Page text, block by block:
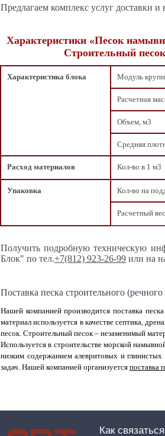
Предлагаем комплекс услуг доставки
Характеристики «Песок
Строительный
Характеристика блока Модуль
Расчетная
Объем, м3
Средняя
Расход материалов Кол-во в 1 м3
Упаковка Кол-во на
Расчетный
Получить подробную техническую
Блок" по тел.+7(812) 923-26-99 или на
Поставка песка строительного
Нашей компанией производится поставка
материал используется в качестве септика,
песок. Строительный песок – незаменимый
Используется в строительстве морской
низким содержанием алевритовых и
задач. Нашей компанией организуется поставка
Как